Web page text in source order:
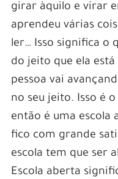
girar àquilo e virar
aprendeu várias
ler… Isso significa o
do jeito que ela
pessoa vai
no seu jeito. Isso é o
então é uma escola
fico com grande
escola tem que ser
Escola aberta